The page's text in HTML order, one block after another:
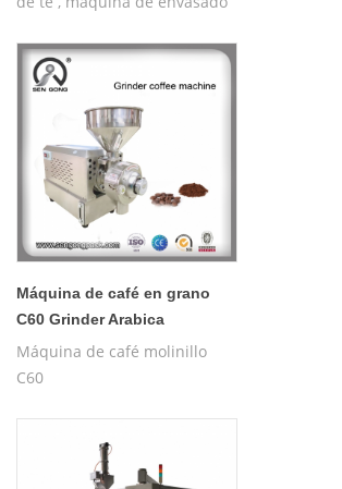
Máquina de café en grano
C60 Grinder Arabica
Máquina de café molinillo
C60